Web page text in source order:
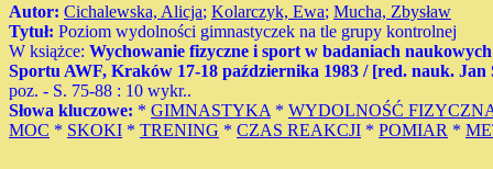
Autor: Cichalewska, Alicja; Kolarczyk, Ewa; Mucha, Zbysław
Tytuł: Poziom wydolności gimnastyczek na tle grupy kontrolnej
W książce: Wychowanie fizyczne i sport w badaniach
Sportu AWF, Kraków 17-18 października 1983 / [red. nauk. Jan
poz. - S. 75-88 : 10 wykr..
Słowa kluczowe: * GIMNASTYKA * WYDOLNOŚĆ
MOC * SKOKI * TRENING * CZAS REAKCJI * POMIAR *